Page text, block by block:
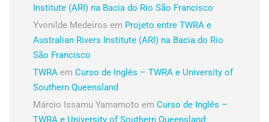
Institute (ARI) na Bacia do Rio São Francisco
Yvonilde Medeiros em Projeto entre TWRA e
Australian Rivers Institute (ARI) na Bacia do Rio
São Francisco
TWRA em Curso de Inglês – TWRA e University of
Southern Queensland
Márcio Issamu Yamamoto em Curso de Inglês –
TWRA e University of Southern Queensland